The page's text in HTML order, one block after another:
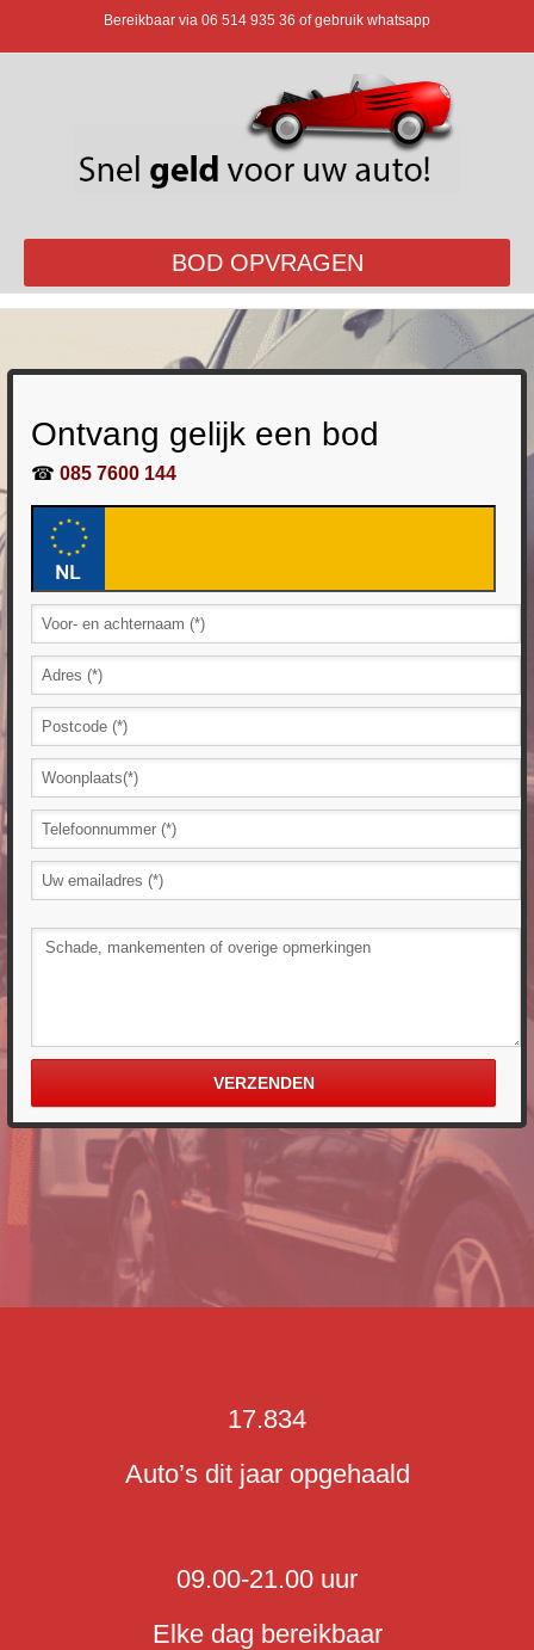
Bereikbaar via 06 514 935 36 of gebruik whatsapp
BOD OPVRAGEN
Ontvang gelijk een bod
☎ 085 7600 144
17.834
Auto’s dit jaar opgehaald
09.00-21.00 uur
Elke dag bereikbaar